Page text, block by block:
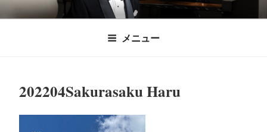
コ
時田直也 声楽
歌うことは希望を語ること、生きることは喜
びも悲しみもわかちあうことかけがえのない
メニュー
202204Sakurasaku Haru